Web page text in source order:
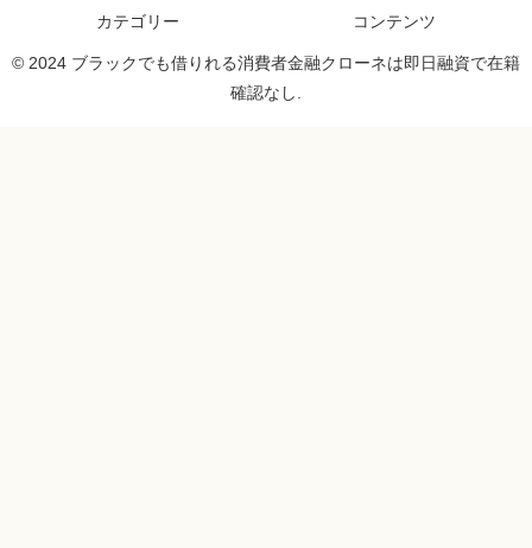
カテゴリー
コンテンツ
© 2024 ブラックでも借りれる消費者金融クローネは即日融資で在籍
確認なし.